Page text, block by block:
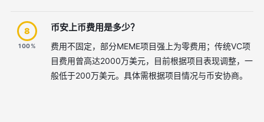
8
100%
币安上币费用是多少？
费用不固定，部分MEME项目强上为零费用；传统VC项
目费用曾高达2000万美元，目前根据项目表现调整，一
般低于200万美元。具体需根据项目情况与币安协商。